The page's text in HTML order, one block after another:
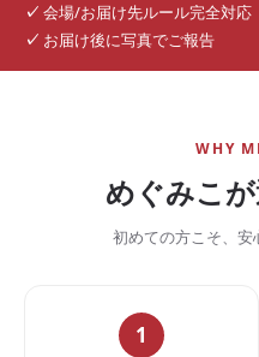
✓ 会場/お届け先ルール完全対応
✓ お届け後に写真でご報告
WHY
めぐみこ
初めての方こそ、安
1